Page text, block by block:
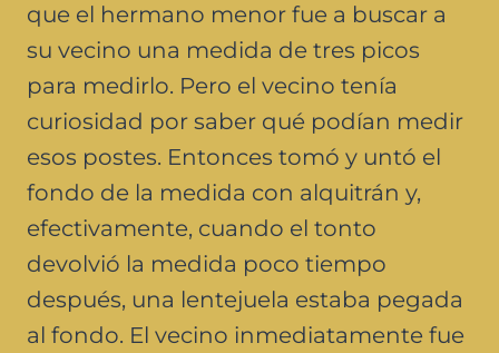
que el hermano menor fue a buscar a
su vecino una medida de tres picos
para medirlo. Pero el vecino tenía
curiosidad por saber qué podían medir
esos postes. Entonces tomó y untó el
fondo de la medida con alquitrán y,
efectivamente, cuando el tonto
devolvió la medida poco tiempo
después, una lentejuela estaba pegada
al fondo. El vecino inmediatamente fue